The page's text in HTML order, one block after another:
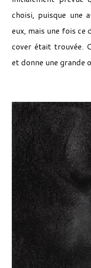
choisi, puisque une
eux, mais une fois ce
cover était trouvée.
et donne une grande